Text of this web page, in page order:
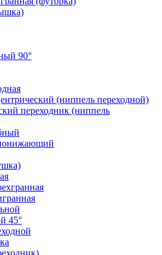
90°
(ниппель переходной)
переходник (ниппель
45°